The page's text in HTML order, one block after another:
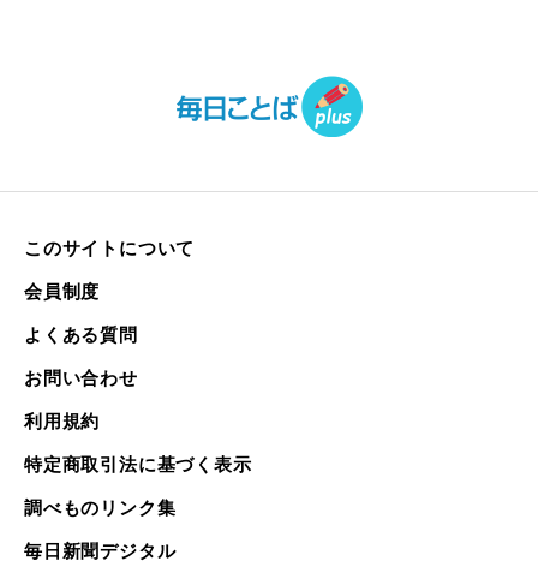
このサイトについて
会員制度
よくある質問
お問い合わせ
利用規約
特定商取引法に基づく表示
調べものリンク集
毎日新聞デジタル